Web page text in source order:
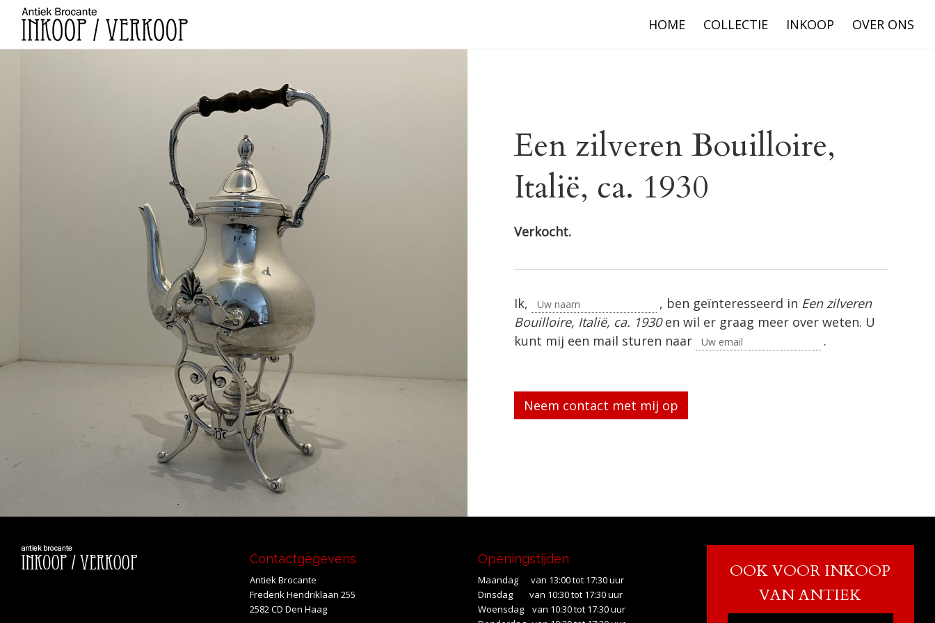
HOME COLLECTIE INKOOP OVER ONS
Een zilveren Bouilloire,
Italië, ca. 1930
Verkocht.
Ik, , ben geïnteresseerd in Een zilveren
Bouilloire, Italië, ca. 1930en wil er graag meer over weten. U
kunt mij een mail sturen naar
.
Contactgegevens
Antiek Brocante
Frederik Hendriklaan 255
2582 CD Den Haag
Openingstijden
Maandag van 13:00 tot 17:30 uur
Dinsdag van 10:30 tot 17:30 uur
Woensdag van 10:30 tot 17:30 uur
OOK VOOR INKOOP
VAN ANTIEK